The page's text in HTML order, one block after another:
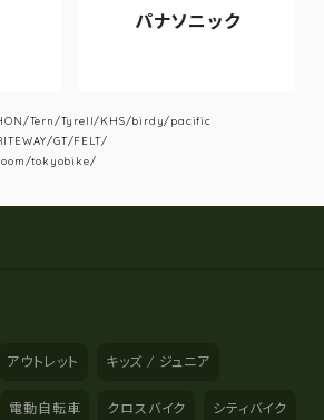
パナソニック
Tern/Tyrell/KHS/birdy/pacific
GT/FELT/
tokyobike/
地
アウトレット キッズ / ジュニア
電動自転車 クロスバイク シティバイク